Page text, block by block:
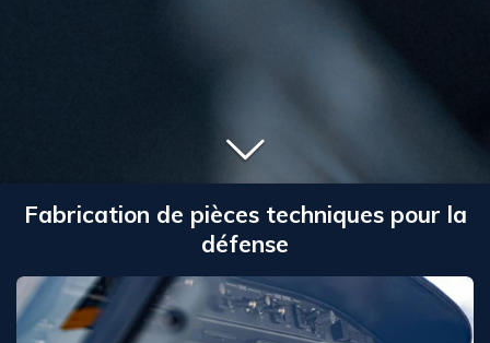
Fabrication de pièces techniques pour la
défense